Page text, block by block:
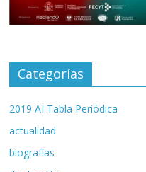
Categorías
2019 AI Tabla Periódica
actualidad
biografías